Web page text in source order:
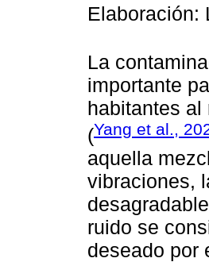
Elaboración:
La
importante
habitantes al
(Yang et al.,
aquella
vibraciones,
ruido se
deseado por